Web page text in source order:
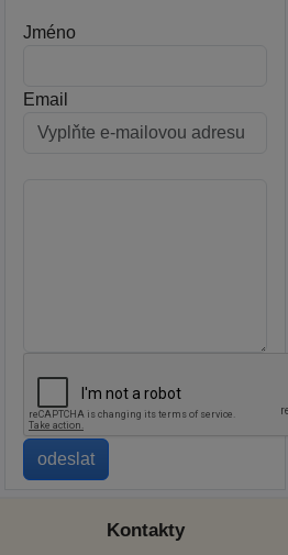
Jméno
Email
Kontakty